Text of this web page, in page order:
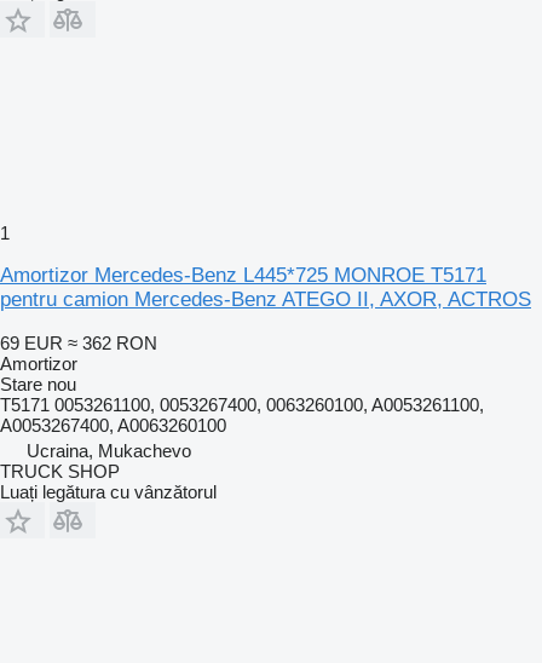
1
Amortizor Mercedes-Benz L445*725 MONROE T5171
pentru camion Mercedes-Benz ATEGO II, AXOR, ACTROS
69 EUR ≈ 362 RON
Amortizor
Stare nou
T5171 0053261100, 0053267400, 0063260100, A0053261100,
A0053267400, A0063260100
Ucraina, Mukachevo
TRUCK SHOP
Luați legătura cu vânzătorul